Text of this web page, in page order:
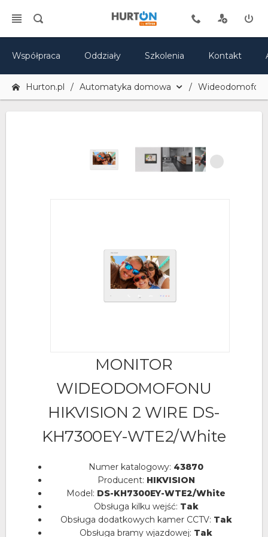
Współpraca Oddziały Szkolenia Kontakt
Hurton.pl Automatyka domowa
MONITOR
WIDEODOMOFONU
HIKVISION 2 WIRE DS-
KH7300EY-WTE2/White
Numer katalogowy: 43870
Producent: HIKVISION
Model: DS-KH7300EY-WTE2/White
Obsługa kilku wejść: Tak
Obsługa dodatkowych kamer CCTV: Tak
Obsługa bramy wjazdowej: Tak